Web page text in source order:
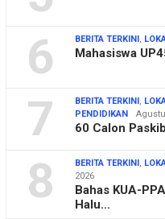
6 BERITA TERKINI,
Mahasiswa
7 BERITA TERKINI,
PENDIDIKAN
60 Calon
8 BERITA TERKINI,
2026
Bahas KUA-
Halu…